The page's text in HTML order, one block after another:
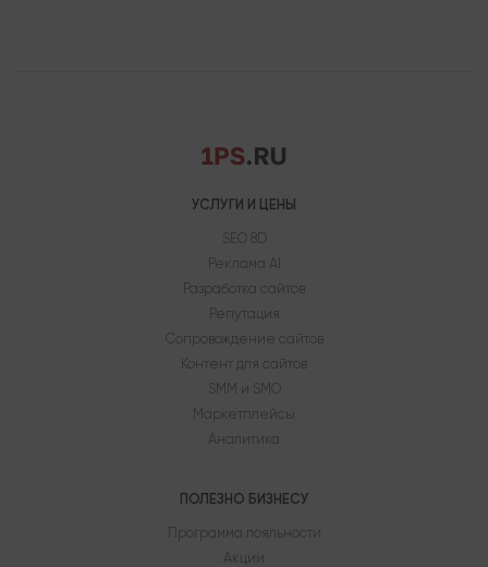
УСЛУГИ И ЦЕНЫ
SEO 8D
Реклама AI
Разработка сайтов
Репутация
Сопровождение сайтов
Контент для сайтов
SMM и SMO
Маркетплейсы
Аналитика
ПОЛЕЗНО БИЗНЕСУ
Программа лояльности
Акции